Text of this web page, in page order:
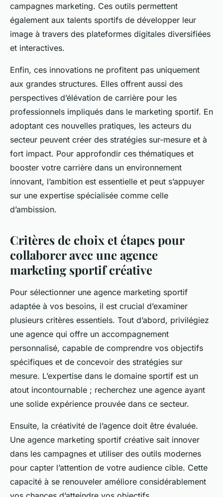
campagnes marketing. Ces outils permettent
également aux talents sportifs de développer leur
image à travers des plateformes digitales diversifiées
et interactives.
Enfin, ces innovations ne profitent pas uniquement
aux grandes structures. Elles offrent aussi des
perspectives d’élévation de carrière pour les
professionnels impliqués dans le marketing sportif. En
adoptant ces nouvelles pratiques, les acteurs du
secteur peuvent créer des stratégies sur-mesure et à
fort impact. Pour approfondir ces thématiques et
booster votre carrière dans un environnement
innovant, l’ambition est essentielle et peut s’appuyer
sur une expertise spécialisée comme celle
d’ambission.
Critères de choix et étapes pour
collaborer avec une agence
marketing sportif créative
Pour sélectionner une agence marketing sportif
adaptée à vos besoins, il est crucial d’examiner
plusieurs critères essentiels. Tout d’abord, privilégiez
une agence qui offre un accompagnement
personnalisé, capable de comprendre vos objectifs
spécifiques et de concevoir des stratégies sur
mesure. L’expertise dans le domaine sportif est un
atout incontournable ; recherchez une agence ayant
une solide expérience prouvée dans ce secteur.
Ensuite, la créativité de l’agence doit être évaluée.
Une agence marketing sportif créative sait innover
dans les campagnes et utiliser des outils modernes
pour capter l’attention de votre audience cible. Cette
capacité à se renouveler améliore considérablement